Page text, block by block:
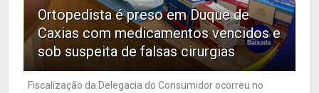
Ortopedista é preso em Duque de
Caxias com medicamentos vencidos e
sob suspeita de falsas cirurgias
Fiscalização da Delegacia do Consumidor ocorreu no